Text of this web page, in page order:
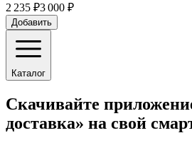
2 235 ₽3 000 ₽
Добавить
Каталог
Скачивайте
доставка» на свой